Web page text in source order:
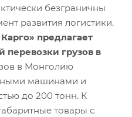
безграничны
развития логистики.
предлагает
перевозки грузов в
в Монголию
машинами и
до 200 тонн. К
товары с